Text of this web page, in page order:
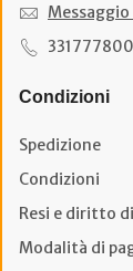
Condizioni
Spedizione
Condizioni
Resi e diritto
Modalità di